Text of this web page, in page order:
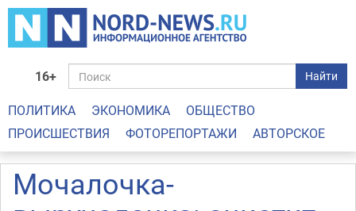
16+ Найти
ПОЛИТИКА ЭКОНОМИКА
ОБЩЕСТВО
ПРОИСШЕСТВИЯ
ФОТОРЕПОРТАЖИ АВТОРСКОЕ
Мочалочка-